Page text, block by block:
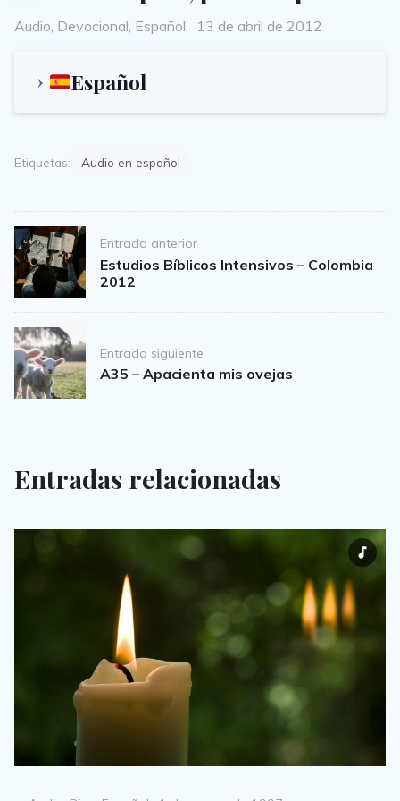
Categories
Audio, Devocional, Español
Posted
13 de abril de 2012
Español
Etiquetas: Audio en español
Post
navigation
Entrada anterior
Estudios Bíblicos Intensivos – Colombia
2012
Entrada siguiente
A35 – Apacienta mis ovejas
Entradas relacionadas